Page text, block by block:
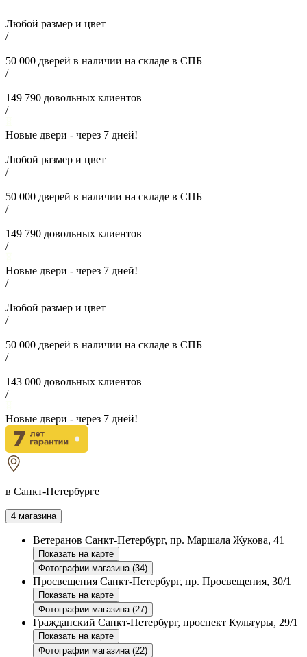
Любой размер и цвет
/
50 000 дверей в наличии на складе в СПБ
/
149 790 довольных клиентов
/
Новые двери - через 7 дней!
Любой размер и цвет
/
50 000 дверей в наличии на складе в СПБ
/
149 790 довольных клиентов
/
Новые двери - через 7 дней!
/
Любой размер и цвет
/
50 000 дверей в наличии на складе в СПБ
/
143 000 довольных клиентов
/
Новые двери - через 7 дней!
в Санкт-Петербурге
4 магазина
Ветеранов Санкт-Петербург, пр. Маршала Жукова, 41
Показать на карте
Фотографии магазина (34)
Просвещения Санкт-Петербург, пр. Просвещения, 30/1
Показать на карте
Фотографии магазина (27)
Гражданский Санкт-Петербург, проспект Культуры, 29/1
Показать на карте
Фотографии магазина (22)